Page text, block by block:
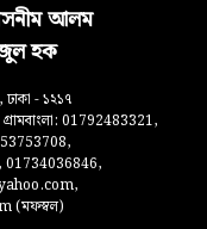
আলম
হক
- ১২১৭
01792483321,
01734036846,
(মফস্বল)